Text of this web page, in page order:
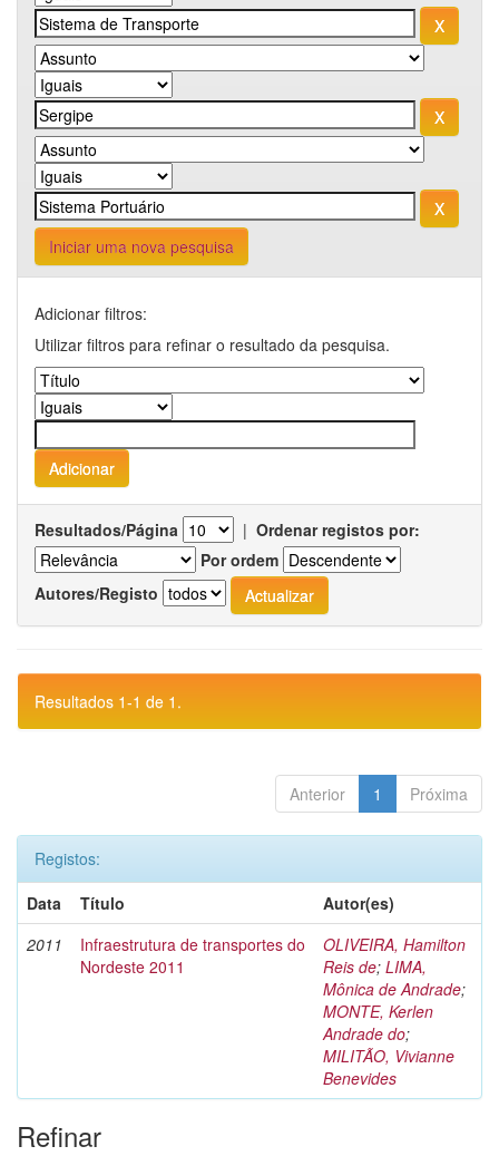
Iniciar uma nova pesquisa
Adicionar filtros:
Utilizar filtros para refinar o resultado da pesquisa.
Resultados/Página | Ordenar registos por:
Por ordem
Autores/Registo
Resultados 1-1 de 1.
Anterior 1 Próxima
Registos:
Data
Título
Autor(es)
2011
Infraestrutura de transportes do
Nordeste 2011
OLIVEIRA, Hamilton
Reis de; LIMA,
Mônica de Andrade;
MONTE, Kerlen
Andrade do;
MILITÃO, Vivianne
Benevides
Refinar